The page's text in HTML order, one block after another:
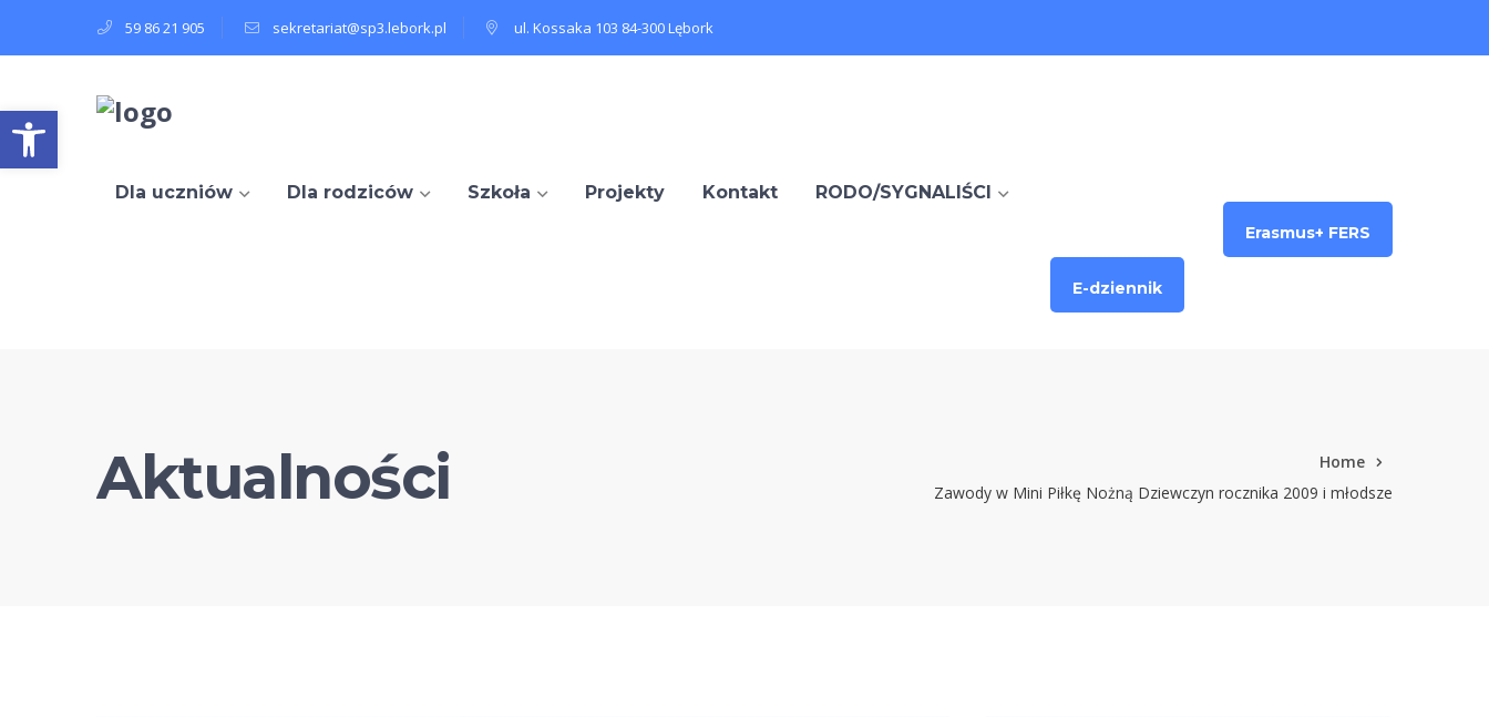
Open toolbar
59 86 21 905 sekretariat@sp3.lebork.pl ul. Kossaka 103 84-300 Lębork
Dla uczniów Dla rodziców Szkoła Projekty
Erasmus+ FERS
Kontakt RODO/SYGNALIŚCI
E-dziennik
Aktualności
Home
Zawody w Mini Piłkę Nożną Dziewczyn rocznika 2009 i młodsze